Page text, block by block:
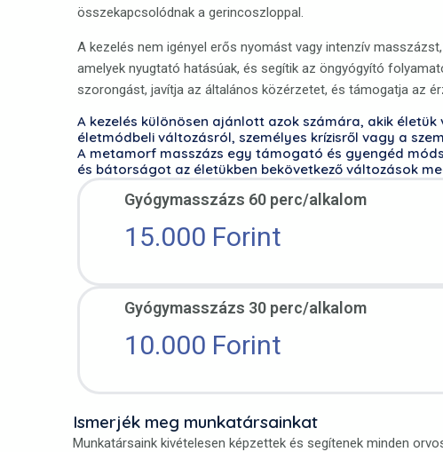
összekapcsolódnak a gerincoszloppal.
A kezelés nem igényel erős nyomást vagy intenzív
amelyek nyugtató hatásúak, és segítik az öngyógyító
szorongást, javítja az általános közérzetet, és támogatja az
A kezelés különösen ajánlott azok számára, akik
életmódbeli változásról, személyes krízisről vagy a
A metamorf masszázs egy támogató és gyengéd
és bátorságot az életükben bekövetkező változások
Gyógymasszázs 60 perc/alkalom
15.000 Forint
Gyógymasszázs 30 perc/alkalom
10.000 Forint
Ismerjék meg munkatársainkat
Munkatársaink kivételesen képzettek és segítenek minden